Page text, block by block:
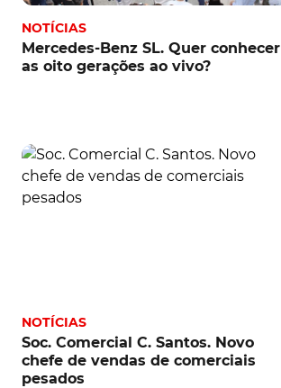
NOTÍCIAS
Mercedes-Benz SL. Quer conhecer
as oito gerações ao vivo?
NOTÍCIAS
Soc. Comercial C. Santos. Novo
chefe de vendas de comerciais
pesados